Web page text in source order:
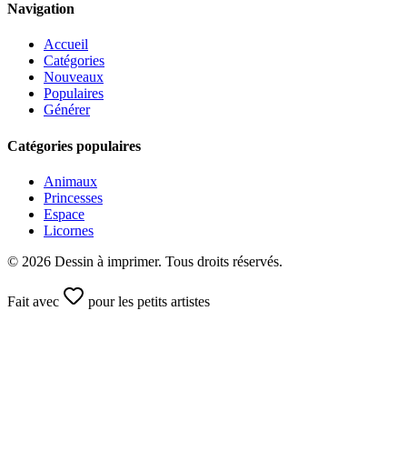
Navigation
Accueil
Catégories
Nouveaux
Populaires
Générer
Catégories populaires
Animaux
Princesses
Espace
Licornes
© 2026 Dessin à imprimer. Tous droits réservés.
Fait avec pour les petits artistes